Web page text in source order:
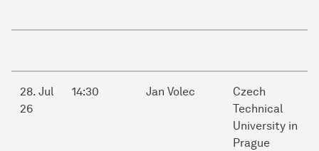
28. Jul
26
14:30 Jan Volec
Czech
Technical
University in
Prague